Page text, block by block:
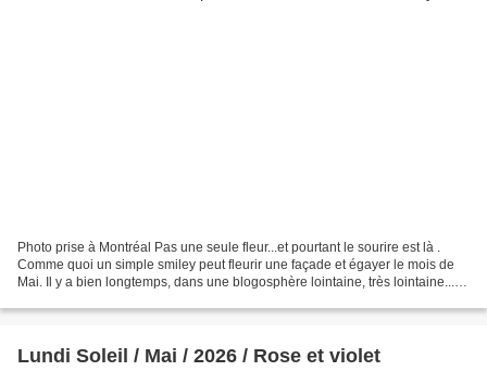
Photo prise à Montréal Pas une seule fleur...et pourtant le sourire est là .
Comme quoi un simple smiley peut fleurir une façade et égayer le mois de
Mai. Il y a bien longtemps, dans une blogosphère lointaine, très lointaine...
Lundi Soleil / Mai / 2026 / Rose et violet